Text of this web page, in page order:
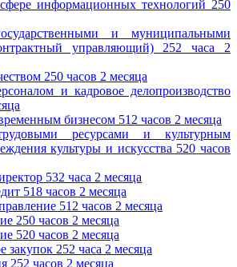
информационных технологий 250
и муниципальными
управляющий) 252 часа 2
250 часов 2 месяца
и кадровое делопроизводство
бизнесом 512 часов 2 месяца
ресурсами и культурным
культуры и искусства 520 часов
532 часа 2 месяца
518 часов 2 месяца
512 часов 2 месяца
250 часов 2 месяца
520 часов 2 месяца
закупок 252 часа 2 месяца
252 часов 2 месяца